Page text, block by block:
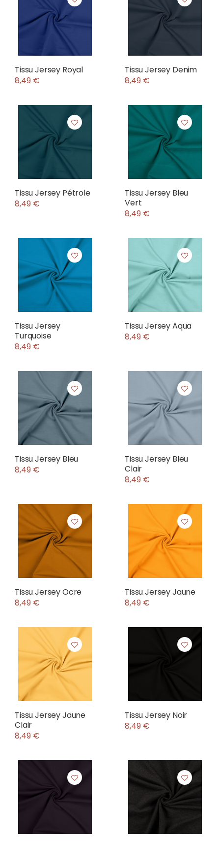
Tissu Jersey Royal
8,49 €
Tissu Jersey Denim
8,49 €
Tissu Jersey Pétrole
8,49 €
Tissu Jersey Bleu
Vert
8,49 €
Tissu Jersey
Turquoise
8,49 €
Tissu Jersey Aqua
8,49 €
Tissu Jersey Bleu
8,49 €
Tissu Jersey Bleu
Clair
8,49 €
Tissu Jersey Ocre
8,49 €
Tissu Jersey Jaune
8,49 €
Tissu Jersey Jaune
Clair
8,49 €
Tissu Jersey Noir
8,49 €